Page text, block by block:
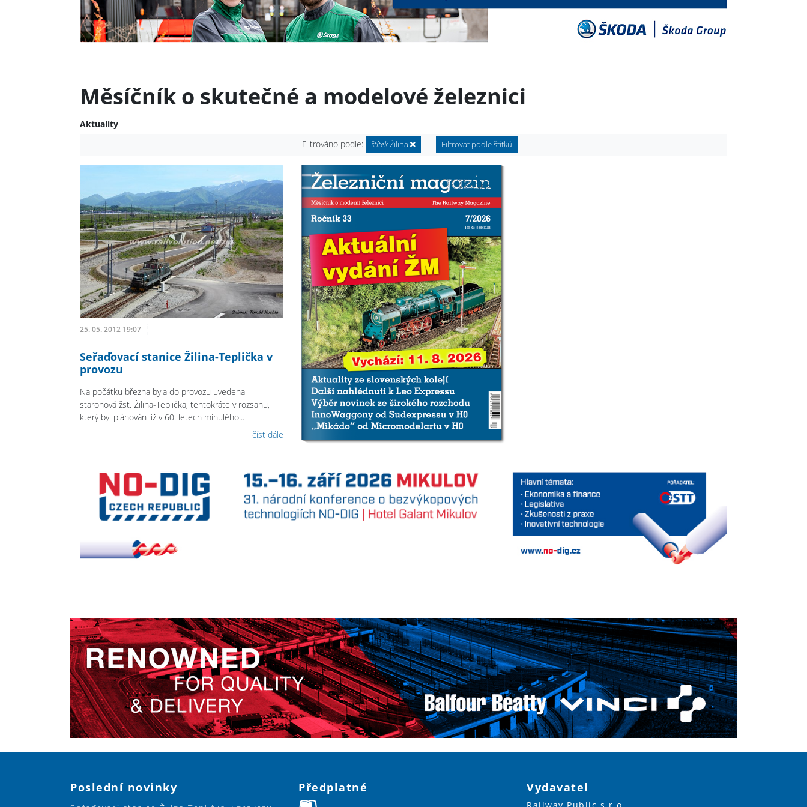
Měsíčník o skutečné a modelové železnici
Aktuality
Filtrováno podle:
štítekŽilina Filtrovat podle štítků
25. 05. 2012 19:07
Seřaďovací stanice Žilina-Teplička v
provozu
Na počátku března byla do provozu uvedena
staronová žst. Žilina-Teplička, tentokráte v rozsahu,
který byl plánován již v 60. letech minulého...
číst dále
Poslední novinky Předplatné Vydavatel